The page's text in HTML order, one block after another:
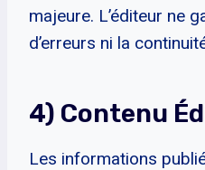
majeure. L’éditeur ne
d’erreurs ni la
4) Contenu
Les informations